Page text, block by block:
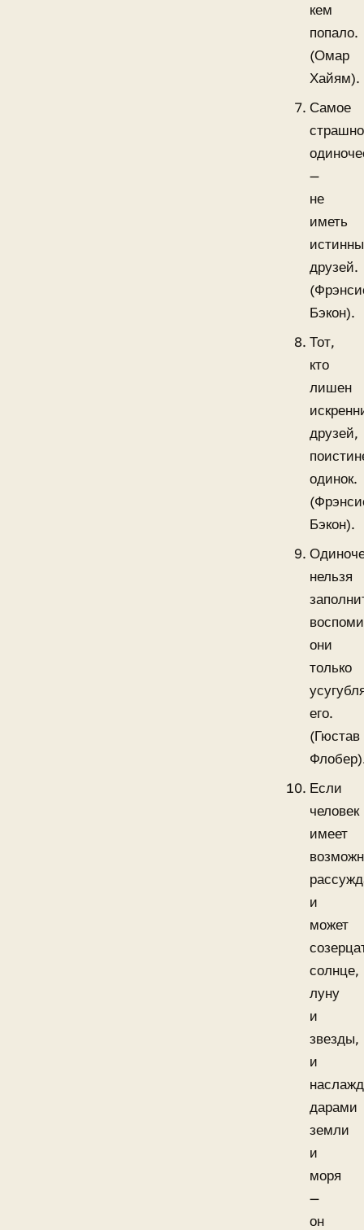
кем
попало.
(Омар
Хайям).
Самое
—
не
иметь
друзей.
Бэкон).
Тот,
кто
лишен
друзей,
одинок.
Бэкон).
нельзя
они
только
его.
(Гюстав
Если
человек
имеет
и
может
солнце,
луну
и
звезды,
и
дарами
земли
и
моря
—
он